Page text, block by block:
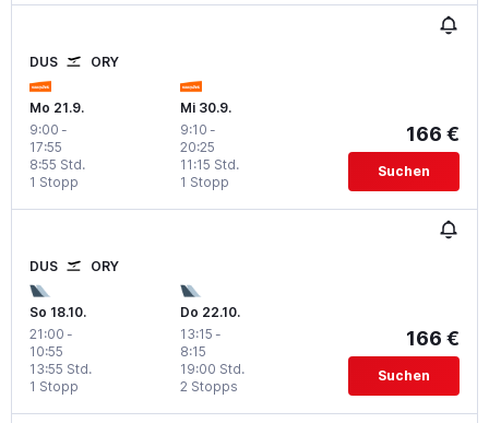
DUS ORY
Mo 21.9.
9:00 -
17:55
1 Stopp
8:55 Std.
Mi 30.9.
9:10 -
20:25
1 Stopp
11:15 Std.
166 €
Suchen
DUS ORY
So 18.10.
21:00 -
10:55
1 Stopp
13:55 Std.
Do 22.10.
13:15 -
8:15
2 Stopps
19:00 Std.
166 €
Suchen